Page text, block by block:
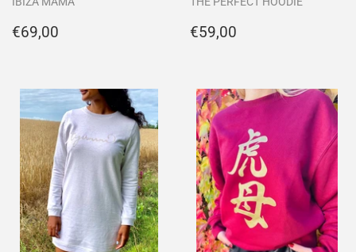
Normaler
Preis
€69,00 Normaler
Preis
€59,00